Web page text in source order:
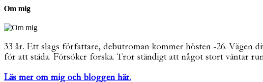
Om mig
33 år. Ett slags författare, debutroman kommer hösten -26. Vägen
för att städa. Försöker forska. Tror ständigt att något stort väntar
Läs mer om mig och bloggen här.